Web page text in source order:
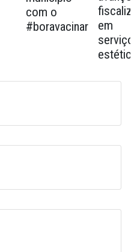
com o
#boravacinar
em
estética